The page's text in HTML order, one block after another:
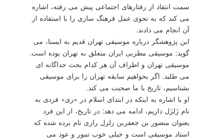
سمت انتقاد از رفتارهای اجتماعی پیش می رفته، اشاره
می كند كه به نحوی عمل فرهنگ سازی را با استفاده از
آن انجام می دادند.
این پژوهشگر درباره موسیقی تهران قدیم به ایسنا، می
گوید: موسیقی مطربی ایران متعلق به تهران بوده است.
موسیقی تهران و اطراف آن هر كدام بحث جداگانه ای
می طلبد. اگر بخواهیم سابقه تهران را برای موسیقی
بشناسیم، تاریخ با ما صحبت می كند.
او با اشاره به اینكه در ابتدای اسلام در «ری» فردی به
نام زَلزَل داریم، ادامه می دهد: در تاریخ، از این فرد
بعنوان منصور بن جعفربن زلزل رازی نام برده شده كه
استاد موسیقی است و خیلی خوب تنبور و عود می